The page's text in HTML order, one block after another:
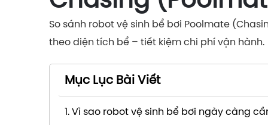
So sánh robot vệ sinh bể bơi Poolmate
theo diện tích bể – tiết kiệm chi phí vận hành.
Mục Lục Bài Viết
1. Vì sao robot vệ sinh bể bơi ngày càng